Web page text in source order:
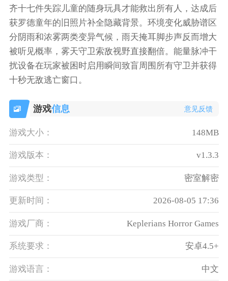
齐十七件失踪儿童的随身玩具才能救出所有人，达成后
获罗德童年的旧照片补全隐藏背景。环境变化威胁谱区
分阴雨和浓雾两类变异气候，雨天掩耳脚步声反而增大
被听见概率，雾天守卫索敌视野直接翻倍。能量脉冲干
扰设备在玩家被困时启用瞬间致盲周围所有守卫并获得
十秒无敌逃亡窗口。
游戏信息 意见反馈
游戏大小： 148MB
游戏版本： v1.3.3
游戏类型： 密室解密
更新时间： 2026-08-05 17:36
游戏厂商： Keplerians Horror Games
系统要求： 安卓4.5+
游戏语言： 中文